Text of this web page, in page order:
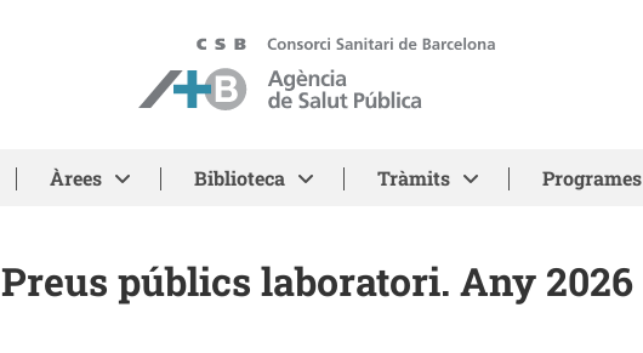
ASPB - Agència de Salut Pública de Barcelona
Àrees Biblioteca Tràmits Programes
Preus públics laboratori. Any 2026